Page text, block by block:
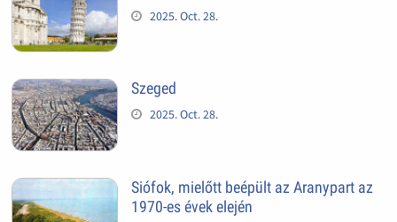
2025. Oct. 28.
Szeged
2025. Oct. 28.
Siófok, mielőtt beépült az Aranypart az
1970-es évek elején